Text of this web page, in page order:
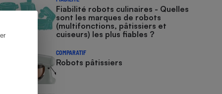
Fiabilité robots culinaires - Quelles
sont les marques de robots
(multifonctions, pâtissiers et
cuiseurs) les plus fiables ?
COMPARATIF
Robots pâtissiers